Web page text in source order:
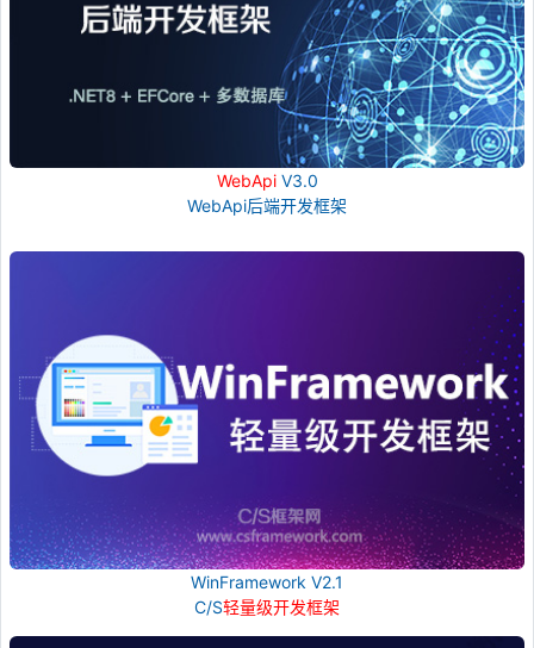
WebApiV3.0
WebApi后端开发框架
WinFramework V2.1
C/S轻量级开发框架